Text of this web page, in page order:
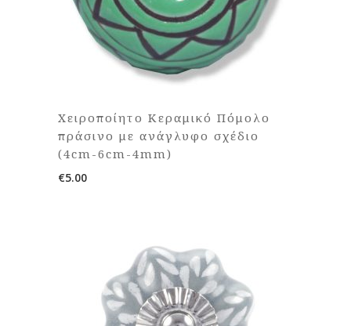
Χειροποίητο Κεραμικό Πόμολο
πράσινο με ανάγλυφο σχέδιο
(4cm-6cm-4mm)
€5.00